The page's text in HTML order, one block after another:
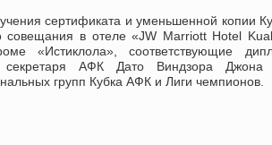
сертификата и уменьшенной копии
совещания в отеле «JW Marriott Hotel
«Истиклола», соответствующие
секретаря АФК Дато Виндзора
групп Кубка АФК и Лиги чемпионов.